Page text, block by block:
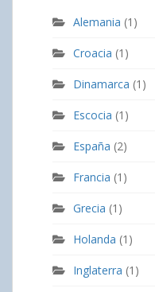
Alemania (1)
Croacia (1)
Dinamarca (1)
Escocia (1)
España (2)
Francia (1)
Grecia (1)
Holanda (1)
Inglaterra (1)